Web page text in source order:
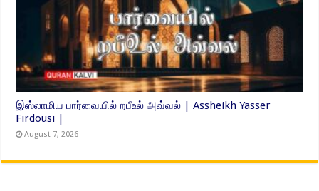
இஸ்லாமிய பார்வையில் றபீஉல் அவ்வல் | Assheikh Yasser
Firdousi |
August 7, 2026